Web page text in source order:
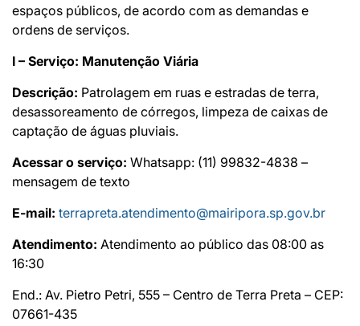
espaços públicos, de acordo com as demandas e
ordens de serviços.
I – Serviço: Manutenção Viária
Descrição: Patrolagem em ruas e estradas de terra,
desassoreamento de córregos, limpeza de caixas de
captação de águas pluviais.
Acessar o serviço: Whatsapp: (11) 99832-4838 –
mensagem de texto
E-mail: terrapreta.atendimento@mairipora.sp.gov.br
Atendimento: Atendimento ao público das 08:00 as
16:30
End.: Av. Pietro Petri, 555 – Centro de Terra Preta – CEP:
07661-435